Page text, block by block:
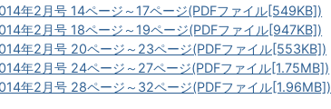
年2月号 14ページ～17ページ(PDFファイル[549KB])
年2月号 18ページ～19ページ(PDFファイル[947KB])
年2月号 20ページ～23ページ(PDFファイル[553KB])
年2月号 24ページ～27ページ(PDFファイル[1.75MB])
年2月号 28ページ～32ページ(PDFファイル[1.96MB])